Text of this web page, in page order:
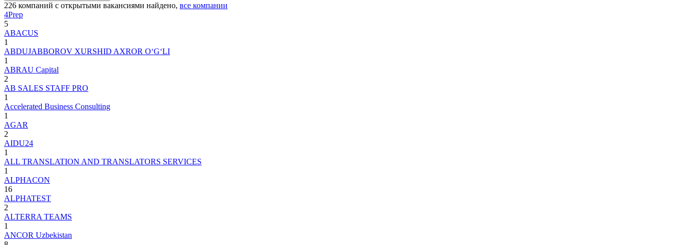
226 компаний с открытыми вакансиями найдено, все компании
4Prep
5
ABACUS
1
ABDUJABBOROV XURSHID AXROR O‘G‘LI
1
ABRAU Capital
2
AB SALES STAFF PRO
1
Accelerated Business Consulting
1
AGAR
2
AIDU24
1
ALL TRANSLATION AND TRANSLATORS SERVICES
1
ALPHACON
16
ALPHATEST
2
ALTERRA TEAMS
1
ANCOR Uzbekistan